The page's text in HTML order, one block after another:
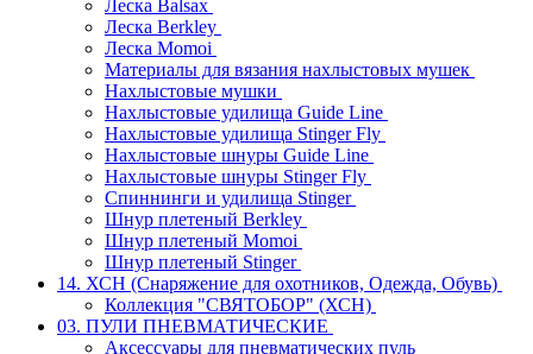
Леска Balsax
Леска Berkley
Леска Momoi
Материалы для вязания нахлыстовых мушек
Нахлыстовые мушки
Нахлыстовые удилища Guide Line
Нахлыстовые удилища Stinger Fly
Нахлыстовые шнуры Guide Line
Нахлыстовые шнуры Stinger Fly
Спиннинги и удилища Stinger
Шнур плетеный Berkley
Шнур плетеный Momoi
Шнур плетеный Stinger
14. ХСН (Снаряжение для охотников, Одежда, Обувь)
Коллекция "СВЯТОБОР" (ХСН)
03. ПУЛИ ПНЕВМАТИЧЕСКИЕ
Аксессуары для пневматических пуль